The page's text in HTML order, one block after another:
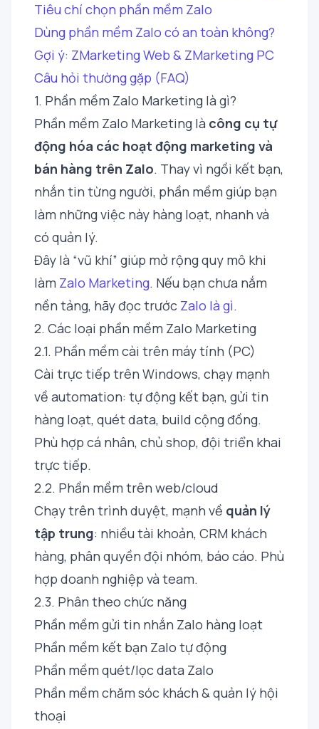
Tiêu chí chọn phần mềm Zalo
Dùng phần mềm Zalo có an toàn không?
Gợi ý: ZMarketing Web & ZMarketing PC
Câu hỏi thường gặp (FAQ)
1. Phần mềm Zalo Marketing là gì?
Phần mềm Zalo Marketing là công cụ tự
động hóa các hoạt động marketing và
bán hàng trên Zalo. Thay vì ngồi kết bạn,
nhắn tin từng người, phần mềm giúp bạn
làm những việc này hàng loạt, nhanh và
có quản lý.
Đây là “vũ khí” giúp mở rộng quy mô khi
làm Zalo Marketing. Nếu bạn chưa nắm
nền tảng, hãy đọc trước Zalo là gì.
2. Các loại phần mềm Zalo Marketing
2.1. Phần mềm cài trên máy tính (PC)
Cài trực tiếp trên Windows, chạy mạnh
về automation: tự động kết bạn, gửi tin
hàng loạt, quét data, build cộng đồng.
Phù hợp cá nhân, chủ shop, đội triển khai
trực tiếp.
2.2. Phần mềm trên web/cloud
Chạy trên trình duyệt, mạnh về quản lý
tập trung: nhiều tài khoản, CRM khách
hàng, phân quyền đội nhóm, báo cáo. Phù
hợp doanh nghiệp và team.
2.3. Phân theo chức năng
Phần mềm gửi tin nhắn Zalo hàng loạt
Phần mềm kết bạn Zalo tự động
Phần mềm quét/lọc data Zalo
Phần mềm chăm sóc khách & quản lý hội
thoại